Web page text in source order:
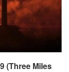
(Three Miles